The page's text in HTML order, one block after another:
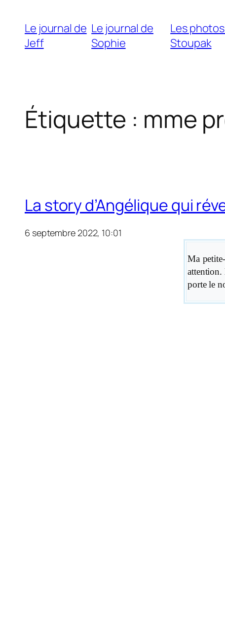
Le journal de
Jeff
Le journal de
Sophie
Les
Stoupak
Étiquette : mme
La story d’Angélique qui
6 septembre 2022, 10:01
Ma
attention.
porte le